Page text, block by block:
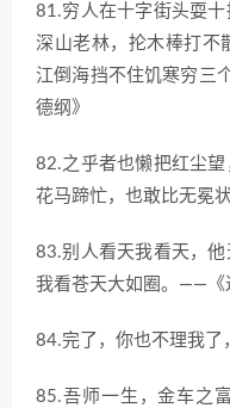
81.穷人在十字街头耍
深山老林，抡木棒打不
江倒海挡不住饥寒穷三
德纲》
82.之乎者也懒把红尘
花马蹄忙，也敢比无冕
83.别人看天我看天，他
我看苍天大如圈。——《
84.完了，你也不理我
85.吾师一生，金车之